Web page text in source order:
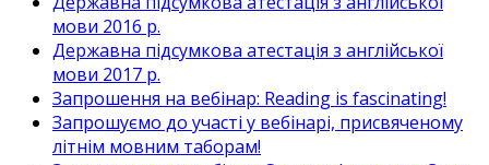
мови 2016 р.
Державна підсумкова атестація з англійської
мови 2017 р.
Запрошення на вебінар: Reading is fascinating!
Запрошуємо до участі у вебінарі, присвяченому
літнім мовним таборам!